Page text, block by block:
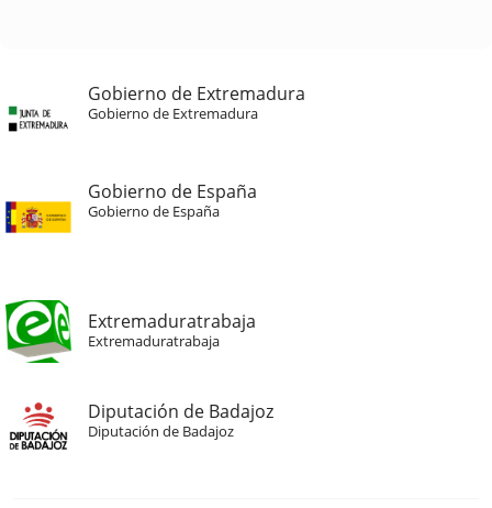
Gobierno de Extremadura
Gobierno de Extremadura
Gobierno de España
Gobierno de España
Extremaduratrabaja
Extremaduratrabaja
Diputación de Badajoz
Diputación de Badajoz